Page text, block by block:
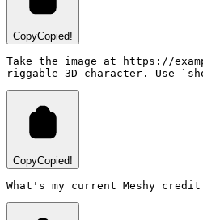
CopyCopied!
Take the image at https://
CopyCopied!